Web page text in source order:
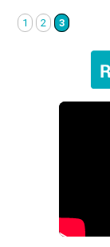
1 2 3